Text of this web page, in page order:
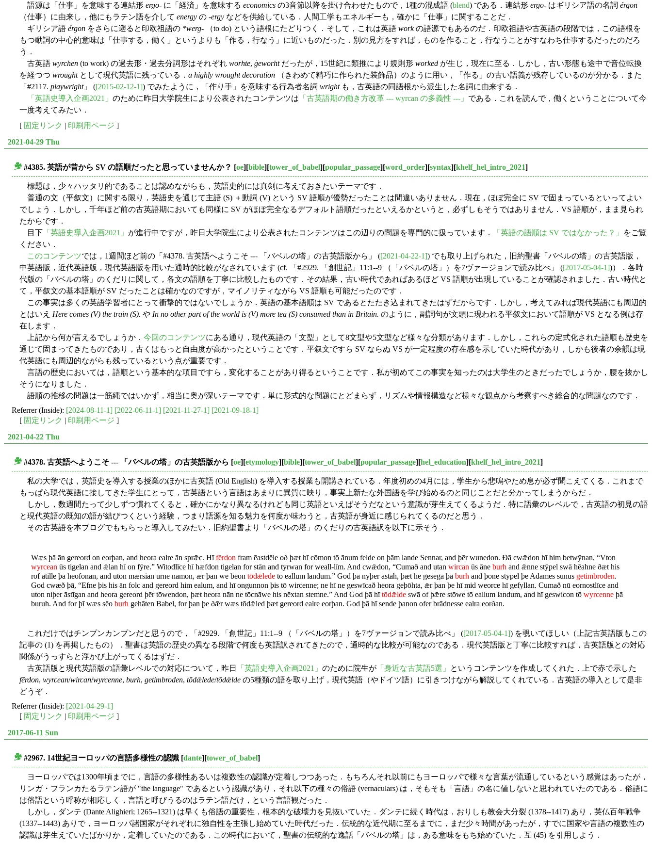
語源は「仕事」を意味する連結形 ergo- に「経済」を意味する economics の3音節以降を掛け合わせたもので，1種の混成語 (blend) である．連結形 ergo- はギリシア語の名詞 érgon
（仕事）に由来し，他にもラテン語を介して energy の -ergy などを供給している．人間工学もエネルギーも，確かに「仕事」に関することだ．
ギリシア語 érgon をさらに遡ると印欧祖語の *werg- （to do) という語根にたどりつく．そして，これは英語 workの語源でもあるのだ．印欧祖語や古英語の段階では，この語根を
もつ動詞の中心的意味は「仕事する，働く」というよりも「作る，行なう」に近いものだった．別の見方をすれば，ものを作ること，行なうことがすなわち仕事するだったのだろ
う．
古英語 wyrchen (to work) の過去形・過去分詞形はそれぞれ worhte, ġeworhtだったが，15世紀に類推により規則形 worked が生じ，現在に至る．しかし，古い形態も途中で音位転換
を経つつ wroughtとして現代英語に残っている． a highly wrought decoration （きわめて精巧に作られた装飾品）のように用い，「作る」の古い語義が残存しているのが分かる．また
「#2117. playwright」 ([2015-02-12-1]) でみたように，「作り手」を意味する行為者名詞 wrightも，古英語の同語根から派生した名詞に由来する．
「英語史導入企画2021」 のために昨日大学院生により公表されたコンテンツは 「古英語期の働き方改革 --- wyrcan の多義性 ---」 である．これを読んで，働くということについて今
一度考えてみたい．
[ 固定リンク | 印刷用ページ ]
2021-04-29 Thu
#4385. 英語が昔から SV の語順だったと思っていませんか？ [oe][bible][tower_of_babel][popular_passage][word_order][syntax][khelf_hel_intro_2021]
標題は，少々ハッタリ的であることは認めながらも，英語史的には真剣に考えておきたいテーマです．
普通の文（平叙文）に関する限り，英語史を通じて主語 (S) ＋動詞 (V) という SV 語順が優勢だったことは間違いありません．現在，ほぼ完全に SV で固まっているといってよい
でしょう．しかし，千年ほど前の古英語期においても同様に SV がほぼ完全なるデフォルト語順だったといえるかというと，必ずしもそうではありません．VS 語順が，まま見られ
たからです．
目下 「英語史導入企画2021」 が進行中ですが，昨日大学院生により公表されたコンテンツはこの辺りの問題を専門的に扱っています． 「英語の語順は SV ではなかった？」
をご覧
ください．
このコンテンツでは，1週間ほど前の「#4378. 古英語へようこそ --- 「バベルの塔」の古英語版から」 ([2021-04-22-1]) でも取り上げられた，旧約聖書「バベルの塔」の古英語版，
中英語版，近代英語版，現代英語版を用いた通時的比較がなされています (cf. 「#2929. 「創世記」11:1--9 （「バベルの塔」）を7ヴァージョンで読み比べ」 ([2017-05-04-1])）．各時
代版の「バベルの塔」のくだりに関して，各文の語順を丁寧に比較したものです．その結果，古い時代であればあるほど VS 語順が出現していることが確認されました．古い時代と
て，平叙文の基本語順が SV だったことは確かなのですが，マイノリティながら VS 語順も可能だったのです．
この事実は多くの英語学習者にとって衝撃的ではないでしょうか．英語の基本語順は SV であるとたたき込まれてきたはずだからです．しかし，考えてみれば現代英語にも周辺的
とはいえ Here comes (V) the train (S). や In no other part of the world is (V) more tea (S) consumed than in Britain. のように，副詞句が文頭に現われる平叙文において語順が VS となる例は存
在します．
上記から何が言えるでしょうか． 今回のコンテンツにある通り，現代英語の「文型」として8文型や5文型など様々な分類があります．しかし，これらの定式化された語順も歴史を
通じて固まってきたものであり，古くはもっと自由度が高かったということです．平叙文ですら SV ならぬ VS が一定程度の存在感を示していた時代があり，しかも後者の余韻は現
代英語にも周辺的ながらも残っているという点が重要です．
言語の歴史においては，語順という基本的な項目ですら，変化することがあり得るということです．私が初めてこの事実を知ったのは大学生のときだったでしょうか，腰を抜かし
そうになりました．
語順の推移の問題は一筋縄ではいかず，相当に奥が深いテーマです．単に形式的な問題にとどまらず，リズムや情報構造など様々な観点から考察すべき総合的な問題なのです．
Referrer (Inside): [2024-08-11-1] [2022-06-11-1] [2021-11-27-1] [2021-09-18-1]
[ 固定リンク | 印刷用ページ ]
2021-04-22 Thu
#4378. 古英語へようこそ --- 「バベルの塔」の古英語版から [oe][etymology][bible][tower_of_babel][popular_passage][hel_education][khelf_hel_intro_2021]
私の大学では，英語史を導入する授業のほかに古英語 (Old English) を導入する授業も開講されている．年度初めの4月には，学生から悲鳴やため息が必ず聞こえてくる．これまで
もっぱら現代英語に接してきた学生にとって，古英語という言語はあまりに異質に映り，事実上新たな外国語を学び始めるのと同じことだと分かってしまうからだ．
しかし，数週間たって少しずつ慣れてくると，確かにかなり異なるけれども同じ英語といえばそうだなという意識が芽生えてくるようだ．特に語彙のレベルで，古英語の初見の語
と現代英語の既知の語が結びつくという経験，つまり語源を知る魅力を何度か味わうと，古英語が身近に感じられてくるのだと思う．
その古英語を本ブログでもちらっと導入してみたい．旧約聖書より「バベルの塔」のくだりの古英語訳を以下に示そう．
Wæs þā ān gereord on eorþan, and heora ealre ān sprǣc. Hīfērdon fram ēastdēle oð þæt hī cōmon tō ānum felde on þām lande Sennar, and þēr wunedon. Ðā cwǣdon hī him betwȳnan, “Vton
wyrcean ūs tigelan and ǣlan hī on fȳre.” Witodlīce hī hæfdon tigelan for stān and tyrwan for weall-līm. And cwǣdon, “Cumað and utan wircan ūs āne burh and ǣnne stȳpel swā hēahne ðæt his
rōf ātille þā heofonan, and uton mǣrsian ūrne namon, ǣr þan wē bēon tōdǣlede tō eallum landum.” God þā nyþer āstāh, þæt hē gesēga þā burh and þone stȳpel þe Adames sunus getimbroden.
God cwæð þā, “Efne þis his ān folc and gereord him ealum, and hī ongunnon þis tō wircenne; ne hī ne geswīcað heora geþōhta, ǣr þan þe hī mid weorce hī gefyllan. Cumað nū eornostlīce and
uton niþer āstīgan and heora gereord þēr tōwendon, þæt heora nān ne tōcnāwe his nēxtan stemne.” And God þā hītōdǣlde swā of þǣre stōwe tō eallum landum, and hī geswicon tō wyrcenne þā
buruh. And for þī wæs sēo burh gehāten Babel, for þan þe ðǣr wæs tōdǣled þæt gereord ealre eorþan. God þā hī sende þanon ofer brādnesse ealra eorðan.
これだけではチンプンカンプンだと思うので，「#2929. 「創世記」11:1--9 （「バベルの塔」）を7ヴァージョンで読み比べ」 ([2017-05-04-1]) を覗いてほしい（上記古英語版もこの
記事の (1) を再掲したもの）．聖書は英語の歴史の異なる段階で何度も英語訳されてきたので，通時的な比較が可能なのである．現代英語版と丁寧に比較すれば，古英語版との対応
関係がうっすらと浮かび上がってくるはずだ．
古英語版と現代英語版の語彙レベルでの対応について，昨日
「英語史導入企画2021」 のために院生が 「身近な古英語5選」
というコンテンツを作成してくれた．上で赤で示した
fērdon, wyrcean/wircan/wyrcenne, burh, getimbroden, tōdǣlede/tōdǣlde の5種類の語を取り上げ，現代英語（やドイツ語）に引きつけながら解説してくれている．古英語の導入として是非
どうぞ．
Referrer (Inside): [2021-04-29-1]
[ 固定リンク | 印刷用ページ ]
2017-06-11 Sun
#2967. 14世紀ヨーロッパの言語多様性の認識 [dante][tower_of_babel]
ヨーロッパでは1300年頃までに，言語の多様性あるいは複数性の認識が定着しつつあった．もちろんそれ以前にもヨーロッパで様々な言葉が流通しているという感覚はあったが，
リンガ・フランカたるラテン語が "the language" であるという認識があり，それ以下の種々の俗語 (vernaculars) は，そもそも「言語」の名に値しないと思われていたのである．俗語に
は俗語という呼称が相応しく，言語と呼びうるのはラテン語だけ，という言語観だった．
しかし，ダンテ (Dante Alighieri; 1265--1321) は早くも俗語の重要性，根本的な破壊力を見抜いていた．ダンテに続く時代は，おりしも教会大分裂 (1378--1417) あり，英仏百年戦争
(1337--1443) ありで，ヨーロッパ諸国家がそれぞれに独自性を主張し始めていた時代だった．伝統的な近代期に至るまでに，まだ少々時間があったが，すでに国家や言語の複数性の
認識は芽生えていたばかりか，定着していたのである．この時代において，聖書の伝統的な逸話「バベルの塔」は，ある意味をもち始めていた．互 (45) を引用しよう．